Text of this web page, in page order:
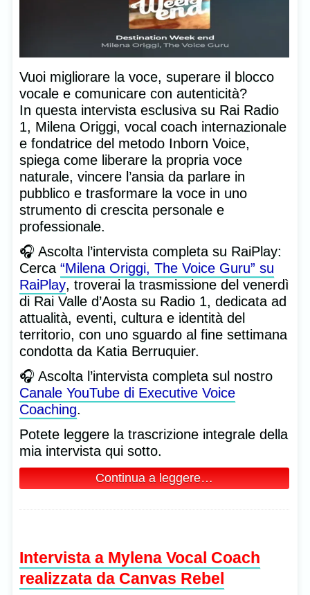
Vuoi migliorare la voce, superare il blocco
vocale e comunicare con autenticità?
In questa intervista esclusiva su Rai Radio
1, Milena Origgi, vocal coach internazionale
e fondatrice del metodo Inborn Voice,
spiega come liberare la propria voce
naturale, vincere l’ansia da parlare in
pubblico e trasformare la voce in uno
strumento di crescita personale e
professionale.
🎧 Ascolta l’intervista completa su RaiPlay:
Cerca “Milena Origgi, The Voice Guru” su
RaiPlay, troverai la trasmissione del venerdì
di Rai Valle d’Aosta su Radio 1, dedicata ad
attualità, eventi, cultura e identità del
territorio, con uno sguardo al fine settimana
condotta da Katia Berruquier.
🎧 Ascolta l’intervista completa sul nostro
Canale YouTube di Executive Voice
Coaching.
Potete leggere la trascrizione integrale della
mia intervista qui sotto.
Continua a leggere…
Intervista a Mylena Vocal Coach
realizzata da Canvas Rebel